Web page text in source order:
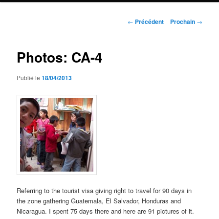
Navigation
← Précédent Prochain →
Photos: CA-4
Publié le18/04/2013
Referring to the tourist visa giving right to travel for 90 days in
the zone gathering Guatemala, El Salvador, Honduras and
Nicaragua. I spent 75 days there and here are 91 pictures of it.